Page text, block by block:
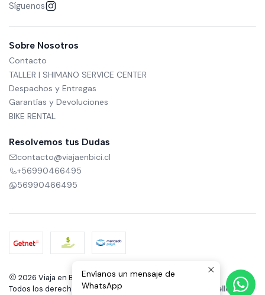
Síguenos
Sobre Nosotros
Contacto
TALLER | SHIMANO SERVICE CENTER
Despachos y Entregas
Garantías y Devoluciones
BIKE RENTAL
Resolvemos tus Dudas
contacto@viajaenbici.cl
+56990466495
56990466495
2026 Viaja en Bici.
Todos los derechos reservados.
Desarrollado por Jumpseller.
Envíanos un mensaje de
WhatsApp